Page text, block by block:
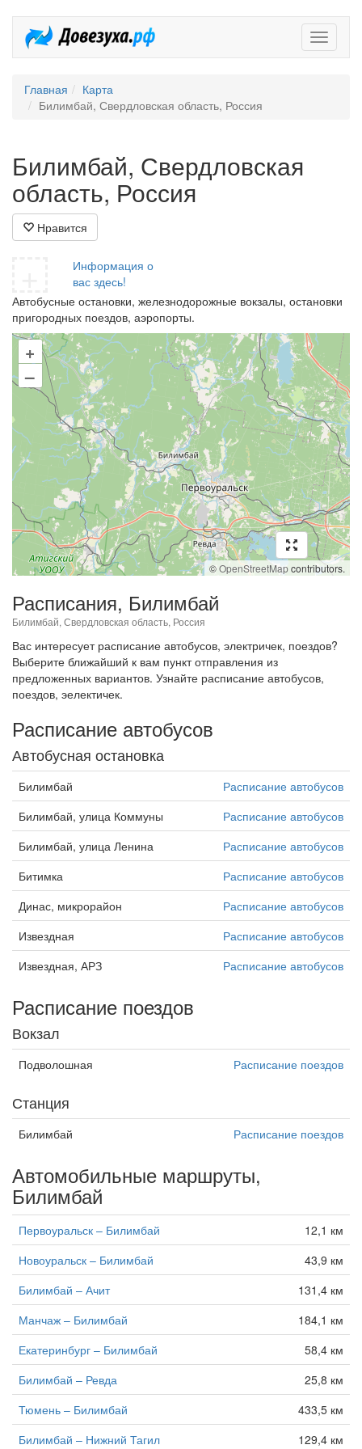
Главная
Карта
Билимбай, Свердловская область, Россия
Билимбай, Свердловская
область, Россия
Нравится
Информация о
вас здесь!
Автобусные остановки, железнодорожные вокзалы, остановки
пригородных поездов, аэропорты.
+
–
©OpenStreetMapcontributors.
Расписания, Билимбай
Билимбай, Свердловская область, Россия
Вас интересует расписание автобусов, электричек, поездов?
Выберите ближайший к вам пункт отправления из
предложенных вариантов. Узнайте расписание автобусов,
поездов, эелектичек.
Расписание автобусов
Автобусная остановка
Билимбай
Расписание автобусов
Билимбай, улица Коммуны
Расписание автобусов
Билимбай, улица Ленина
Расписание автобусов
Битимка
Расписание автобусов
Динас, микрорайон
Расписание автобусов
Извездная
Расписание автобусов
Извездная, АРЗ
Расписание автобусов
Расписание поездов
Вокзал
Подволошная Расписание поездов
Станция
Билимбай Расписание поездов
Автомобильные маршруты,
Билимбай
Первоуральск – Билимбай
12,1 км
Новоуральск – Билимбай
43,9 км
Билимбай – Ачит
131,4 км
Манчаж – Билимбай
184,1 км
Екатеринбург – Билимбай
58,4 км
Билимбай – Ревда
25,8 км
Тюмень – Билимбай
433,5 км
Билимбай – Нижний Тагил
129,4 км